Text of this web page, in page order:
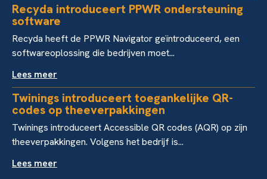
Recyda introduceert PPWR ondersteuning
software
Recyda heeft de PPWR Navigator geïntroduceerd, een
softwareoplossing die bedrijven moet...
Lees meer
Twinings introduceert toegankelijke QR-
codes op theeverpakkingen
Twinings introduceert Accessible QR codes (AQR) op zijn
theeverpakkingen. Volgens het bedrijf is...
Lees meer